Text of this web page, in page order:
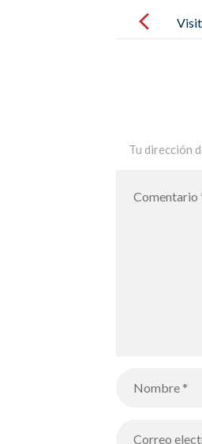
navigation
Tu dirección